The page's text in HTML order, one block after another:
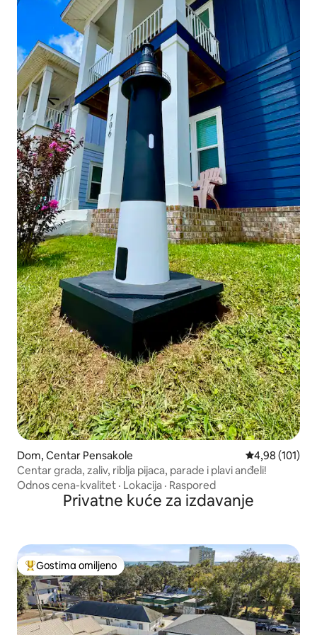
Dom, Centar Pensakole Prosečna
4,98 (101)
Centar grada, zaliv, riblja pijaca, parade i plavi anđeli!
Odnos cena-kvalitet · Lokacija · Raspored
Privatne kuće za izdavanje
Najuspešniji među gostima omiljenim
Gostima omiljeno